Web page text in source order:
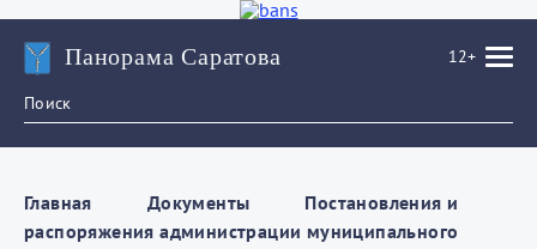
Панорама Саратова 12+
Главная Документы
Постановления и
распоряжения администрации муниципального